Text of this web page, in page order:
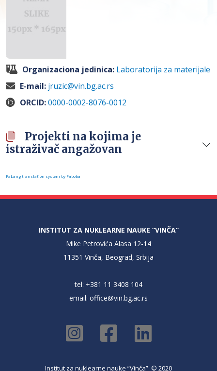
Organizaciona jedinica: Laboratorija za materijale
E-mail: jruzic@vin.bg.ac.rs
ORCID:0000-0002-8076-0012
Projekti na kojima je
istraživač angažovan
FaLang translation system by Faboba
INSTITUT ZA NUKLEARNE NAUKE “VINČA”
Mike Petrovića Alasa 12-14
11351 Vinča, Beograd, Srbija
tel: +381 11 3408 104
email: office@vin.bg.ac.rs
Institut za nuklearne nauke ”Vinča” © 2020